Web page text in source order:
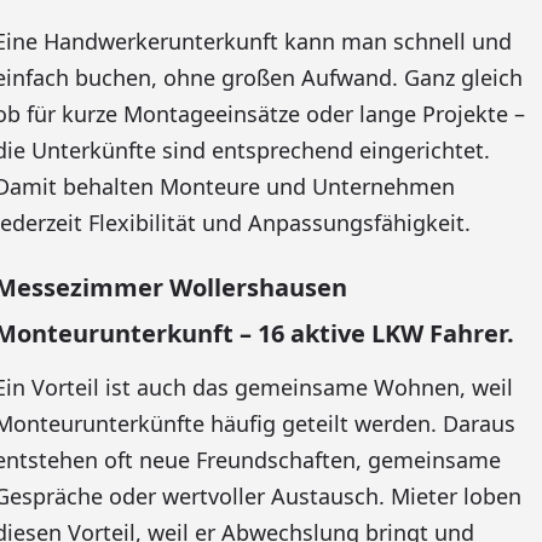
Handwerkerunterkunft kann man schnell und
buchen, ohne großen Aufwand. Ganz gleich
für kurze Montageeinsätze oder lange Projekte –
Unterkünfte sind entsprechend eingerichtet.
behalten Monteure und Unternehmen
Flexibilität und Anpassungsfähigkeit.
Wollershausen
– 16 aktive LKW Fahrer.
Vorteil ist auch das gemeinsame Wohnen, weil
häufig geteilt werden. Daraus
oft neue Freundschaften, gemeinsame
oder wertvoller Austausch. Mieter loben
Vorteil, weil er Abwechslung bringt und